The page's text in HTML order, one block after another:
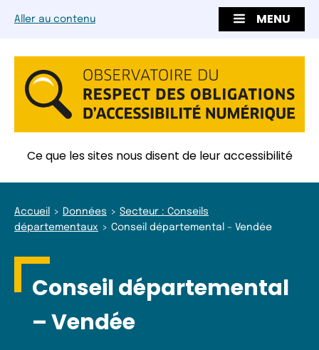
Aller au contenu MENU
Ce que les sites nous disent de leur accessibilité
Accueil Données
Secteur : Conseils
départementaux
Conseil départemental – Vendée
Conseil départemental
– Vendée